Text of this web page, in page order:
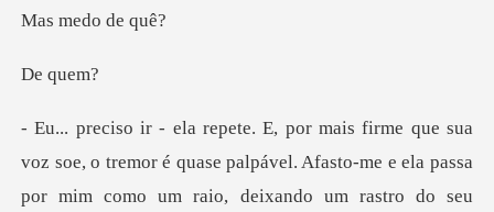
edo d
q
z soe, o tremor é quase palpável. Afasto-me e ela passa
por m